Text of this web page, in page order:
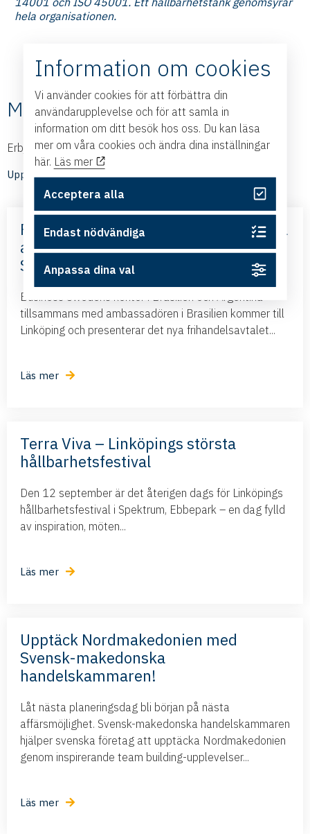
hela organisationen.
Medlemmarnas nyheter
Erbjudanden och nyheter från våra medlemmar
Upptäck medlemmarnas nyheter
Frihandelsavtalet med Mercosur – nya
affärsmöjligheter – med Business
Sweden
Business Swedens kontor i Brasilien och Argentina
tillsammans med ambassadören i Brasilien kommer till
Linköping och presenterar det nya frihandelsavtalet...
Läs mer
Terra Viva – Linköpings största
hållbarhetsfestival
Den 12 september är det återigen dags för Linköpings
hållbarhetsfestival i Spektrum, Ebbepark – en dag fylld
av inspiration, möten...
Läs mer
Upptäck Nordmakedonien med
Svensk-makedonska
handelskammaren!
Låt nästa planeringsdag bli början på nästa
affärsmöjlighet. Svensk-makedonska handelskammaren
hjälper svenska företag att upptäcka Nordmakedonien
genom inspirerande team building-upplevelser...
Läs mer
Information om cookies
Vi använder cookies för att förbättra din
användarupplevelse och för att samla in
information om ditt besök hos oss. Du kan läsa
mer om våra cookies och ändra dina inställningar
här. Läs mer
Acceptera alla
Endast nödvändiga
Anpassa dina val